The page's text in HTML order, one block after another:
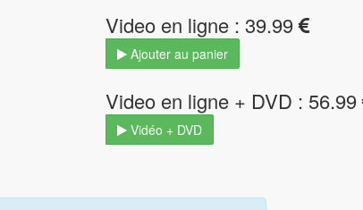
Video en ligne : 39.99
Ajouter au panier
Video en ligne + DVD : 56.99
Vidéo + DVD